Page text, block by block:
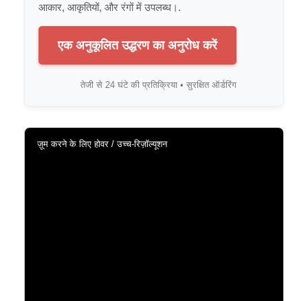
आकार, आकृतियों, और रंगों में उपलब्ध।.
एक अनुकूलित उद्धरण का अनुरोध करें
तेजी से 24 घंटे की प्रतिक्रिया • सुरक्षित ऑर्डरिंग
ज़ूम करने के लिए होवर / उच्च-रिज़ॉल्यूशन